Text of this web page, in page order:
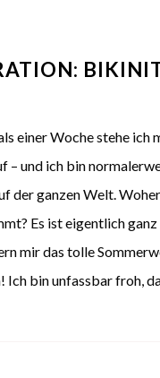
einer Woche stehe ich
– und ich bin
der ganzen Welt.
Es ist eigentlich ganz
mir das tolle
Ich bin unfassbar froh,